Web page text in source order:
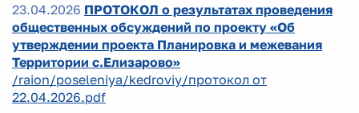
23.04.2026 ПРОТОКОЛ о результатах проведения
общественных обсуждений по проекту «Об
утверждении проекта Планировка и межевания
Территории с.Елизарово»
/raion/poseleniya/kedroviy/протокол от
22.04.2026.pdf